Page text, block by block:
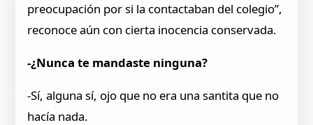
preocupación por si la contactaban del colegio”,
reconoce aún con cierta inocencia conservada.
-¿Nunca te mandaste ninguna?
-Sí, alguna sí, ojo que no era una santita que no
hacía nada.